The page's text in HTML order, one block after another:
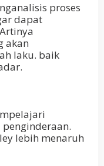
proses
dapat
akan
laku. baik
lebih menaruh